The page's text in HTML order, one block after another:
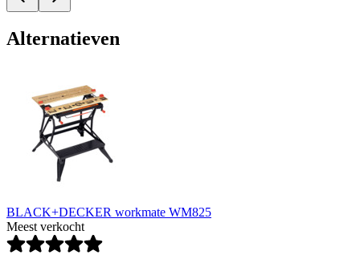
Alternatieven
BLACK+DECKER workmate WM825
Meest verkocht